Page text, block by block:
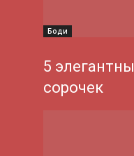
Боди
5
сорочек